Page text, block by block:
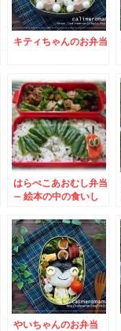
キティちゃんのお弁当
はらぺこあおむし弁当
– 絵本の中の食いし
やいちゃんのお弁当